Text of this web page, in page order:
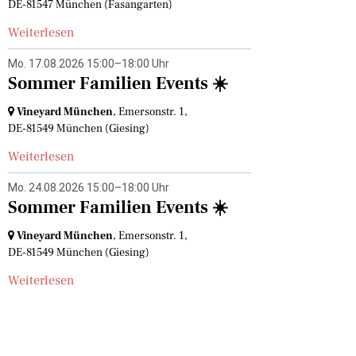
DE-81547 München (Fasangarten)
Weiterlesen
Mo. 17.08.2026 15:00–18:00 Uhr
Sommer Familien Events ☀️
Vineyard München, Emersonstr. 1,
DE-81549 München (Giesing)
Weiterlesen
Mo. 24.08.2026 15:00–18:00 Uhr
Sommer Familien Events ☀️
Vineyard München, Emersonstr. 1,
DE-81549 München (Giesing)
Weiterlesen